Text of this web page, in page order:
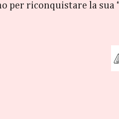
per riconquistare la sua